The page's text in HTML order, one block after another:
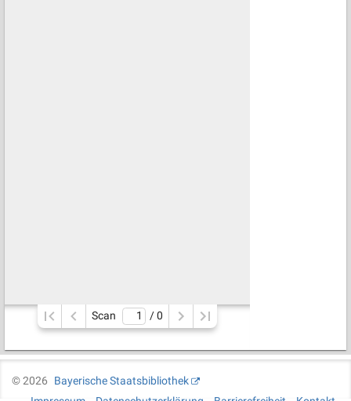
Scan / 0
©2026
Bayerische Staatsbibliothek